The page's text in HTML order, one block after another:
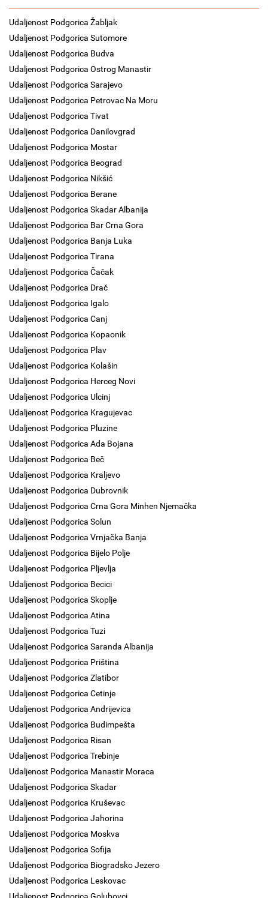
Udaljenost Podgorica Žabljak
Udaljenost Podgorica Sutomore
Udaljenost Podgorica Budva
Udaljenost Podgorica Ostrog Manastir
Udaljenost Podgorica Sarajevo
Udaljenost Podgorica Petrovac Na Moru
Udaljenost Podgorica Tivat
Udaljenost Podgorica Danilovgrad
Udaljenost Podgorica Mostar
Udaljenost Podgorica Beograd
Udaljenost Podgorica Nikšić
Udaljenost Podgorica Berane
Udaljenost Podgorica Skadar Albanija
Udaljenost Podgorica Bar Crna Gora
Udaljenost Podgorica Banja Luka
Udaljenost Podgorica Tirana
Udaljenost Podgorica Čačak
Udaljenost Podgorica Drač
Udaljenost Podgorica Igalo
Udaljenost Podgorica Canj
Udaljenost Podgorica Kopaonik
Udaljenost Podgorica Plav
Udaljenost Podgorica Kolašin
Udaljenost Podgorica Herceg Novi
Udaljenost Podgorica Ulcinj
Udaljenost Podgorica Kragujevac
Udaljenost Podgorica Pluzine
Udaljenost Podgorica Ada Bojana
Udaljenost Podgorica Beč
Udaljenost Podgorica Kraljevo
Udaljenost Podgorica Dubrovnik
Udaljenost Podgorica Crna Gora Minhen Njemačka
Udaljenost Podgorica Solun
Udaljenost Podgorica Vrnjačka Banja
Udaljenost Podgorica Bijelo Polje
Udaljenost Podgorica Pljevlja
Udaljenost Podgorica Becici
Udaljenost Podgorica Skoplje
Udaljenost Podgorica Atina
Udaljenost Podgorica Tuzi
Udaljenost Podgorica Saranda Albanija
Udaljenost Podgorica Priština
Udaljenost Podgorica Zlatibor
Udaljenost Podgorica Cetinje
Udaljenost Podgorica Andrijevica
Udaljenost Podgorica Budimpešta
Udaljenost Podgorica Risan
Udaljenost Podgorica Trebinje
Udaljenost Podgorica Manastir Moraca
Udaljenost Podgorica Skadar
Udaljenost Podgorica Kruševac
Udaljenost Podgorica Jahorina
Udaljenost Podgorica Moskva
Udaljenost Podgorica Sofija
Udaljenost Podgorica Biogradsko Jezero
Udaljenost Podgorica Leskovac